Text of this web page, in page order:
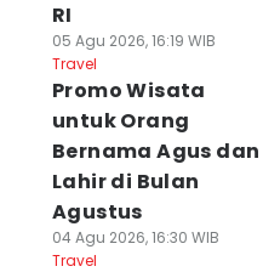
RI
05 Agu 2026, 16:19 WIB
Travel
Promo Wisata
untuk Orang
Bernama Agus dan
Lahir di Bulan
Agustus
04 Agu 2026, 16:30 WIB
Travel